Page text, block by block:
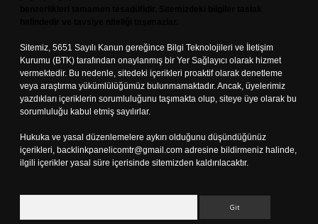
Sitemiz, 5651 Sayılı Kanun gereğince Bilgi Teknolojileri ve İletişim
Kurumu (BTK) tarafından onaylanmış bir Yer Sağlayıcı olarak hizmet
vermektedir. Bu nedenle, sitedeki içerikleri proaktif olarak denetleme
veya araştırma yükümlülüğümüz bulunmamaktadır. Ancak, üyelerimiz
yazdıkları içeriklerin sorumluluğunu taşımakta olup, siteye üye olarak bu
sorumluluğu kabul etmiş sayılırlar.
Hukuka ve yasal düzenlemelere aykırı olduğunu düşündüğünüz
içerikleri, backlinkpanelicomtr@gmail.com adresine bildirmeniz halinde,
ilgili içerikler yasal süre içerisinde sitemizden kaldırılacaktır.